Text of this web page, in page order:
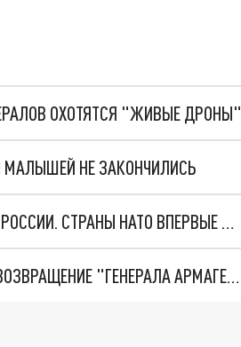
ОХОТЯТСЯ "ЖИВЫЕ ДРОНЫ"
НЕ ЗАКОНЧИЛИСЬ
"ОЧЕНЬ ПЛОХИЕ НОВОСТИ": БОЛЬШАЯ ОШИБКА PALANTIR В РОССИИ. СТРАНЫ НАТО ВПЕРВЫЕ ЗА СВО ОСТАНОВИЛИ ПОСТАВКИ ОРУЖИЯ. ВСУ ТЕРЯЮТ ПРИГРАНИЧЬЕ?
ТРИ ГЛАВНЫХ ИНСАЙДА ОБ СВО. ОТМЕНА МОБИЛИЗАЦИИ И ВОЗВРАЩЕНИЕ "ГЕНЕРАЛА АРМАГЕДДОНА"? ОТЛИЧНЫЕ НОВОСТИ, КОТОРЫЕ ЖДАЛИ ВСЕ